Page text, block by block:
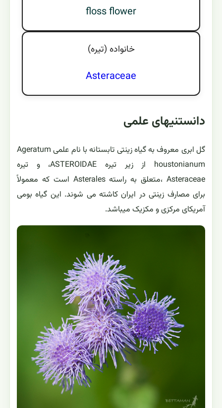
floss flower
خانواده (تيره)
Asteraceae
دانستنیهای علمی
گل ابری معروف به گیاه زینتی تابستانه با نام علمی Ageratum
houstonianum از زیر تیره ASTEROIDAE، و تیره
Asteraceae ،متعلق به راسته Asterales است که معمولاً
برای مصارف زینتی در ایران کاشته می شوند. این گیاه بومی
آمریکای مرکزی و مکزیک میباشد.